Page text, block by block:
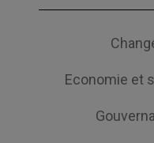
Economie et